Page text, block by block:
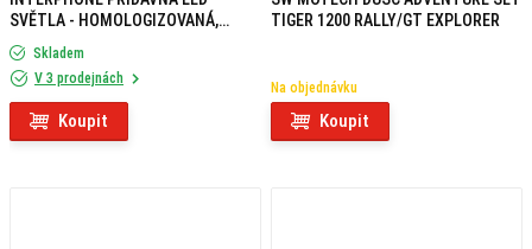
SVĚTLA - HOMOLOGIZOVANÁ,
ČERNÉ
Skladem
V 3 prodejnách
Koupit
TIGER 1200 RALLY/GT EXPLORER
Na objednávku
Koupit